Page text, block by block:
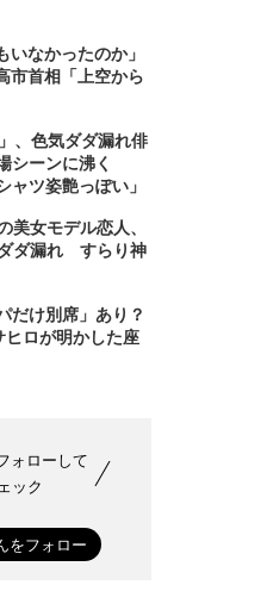
なかったのか」
市首相「上空から
、色気ダダ漏れ俳
シーンに沸く
ャツ姿艶っぽい」
美女モデル恋人、
ダ漏れ すらり神
だけ別席」あり？
ロが明かした座
ォローして
ック